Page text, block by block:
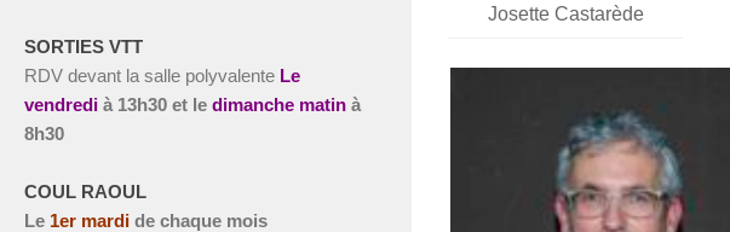
Josette Castarède
SORTIES VTT
RDV devant la salle polyvalente Le
vendredi à 13h30 et le dimanche matin à
8h30
COUL RAOUL
Le 1er mardi de chaque mois